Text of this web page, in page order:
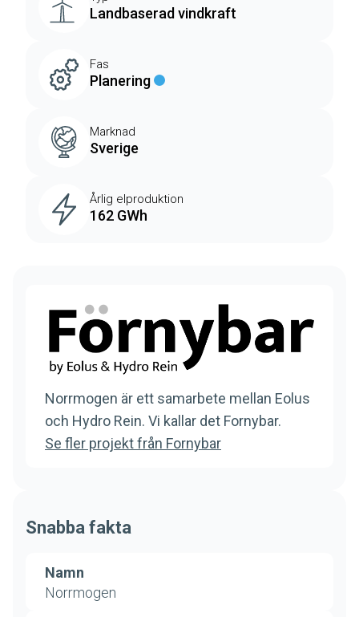
Landbaserad vindkraft
Fas
Planering
Marknad
Sverige
Årlig elproduktion
162 GWh
Norrmogen är ett samarbete mellan Eolus
och Hydro Rein. Vi kallar det Fornybar.
Se fler projekt från Fornybar
Snabba fakta
Namn
Norrmogen